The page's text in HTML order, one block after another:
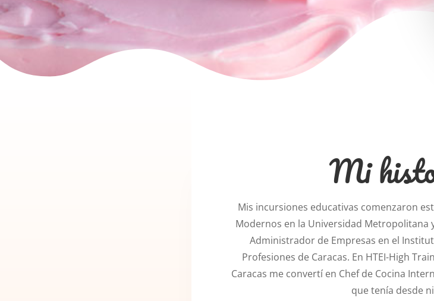
Mi
Mis incursiones educativas comenzaron
Modernos en la Universidad Metropolitana
Administrador de Empresas en el
Profesiones de Caracas. En HTEI-High
Caracas me convertí en Chef de Cocina
que tenía desde